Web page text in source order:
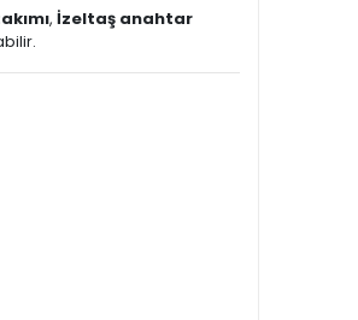
, İzeltaş anahtar